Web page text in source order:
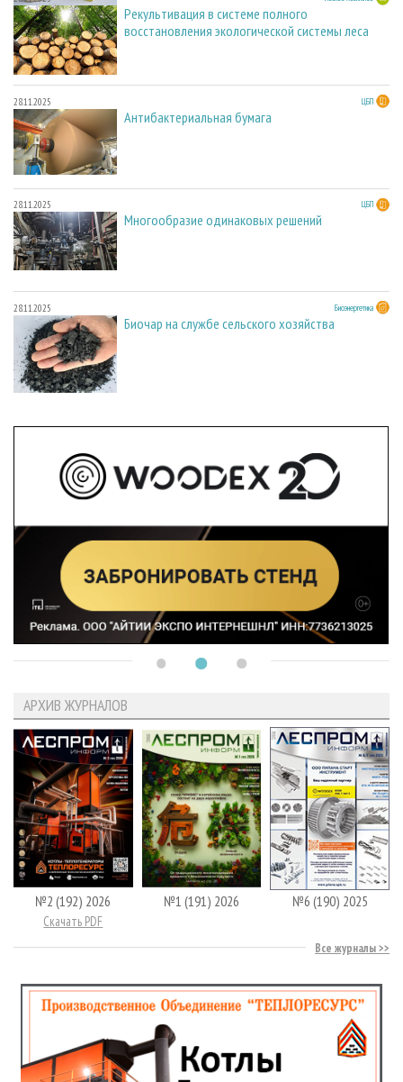
Рекультивация в системе полного
восстановления экологической системы леса
28.11.2025 ЦБП
Антибактериальная бумага
28.11.2025 ЦБП
Многообразие одинаковых решений
28.11.2025 Биоэнергетика
Биочар на службе сельского хозяйства
АРХИВ ЖУРНАЛОВ
№2 (192) 2026
Скачать PDF
№1 (191) 2026 №6 (190) 2025
Все журналы